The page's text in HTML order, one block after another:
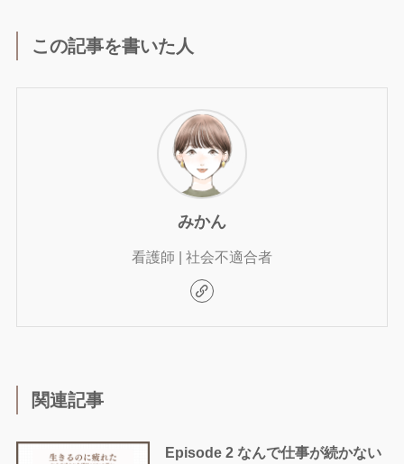
この記事を書いた人
みかん
看護師 | 社会不適合者
関連記事
Episode 2 なんで仕事が続かない